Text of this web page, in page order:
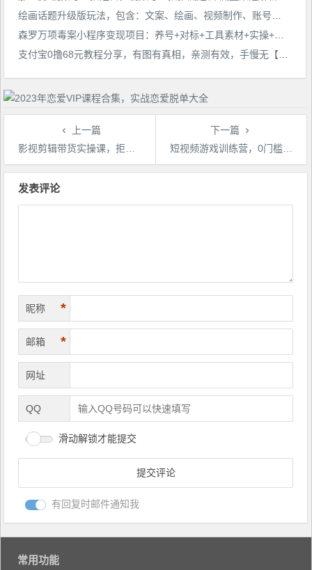
上一篇
影视剪辑带货实操课，拒绝理论派，一切以实战为目的
下一篇
短视频游戏训练营，0门槛新手也可以操作，日入过千
文
发表评论
昵称 *
邮箱 *
网址
QQ
滑动解锁才能提交
有回复时邮件通知我
常用功能